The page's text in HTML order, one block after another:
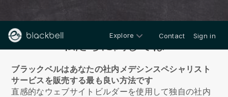
Explore Contact Sign in
ブラックベルはあなたの社内メデシンスペシャリスト
サービスを販売する最も良い方法です
直感的なウェブサイトビルダーを使用して独自の社内